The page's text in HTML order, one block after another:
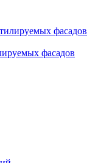
фасадов
фасадов